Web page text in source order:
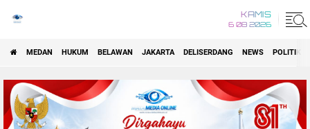
KAMIS
6 08 2026
MEDAN HUKUM BELAWAN JAKARTA DELISERDANG NEWS POLITIK